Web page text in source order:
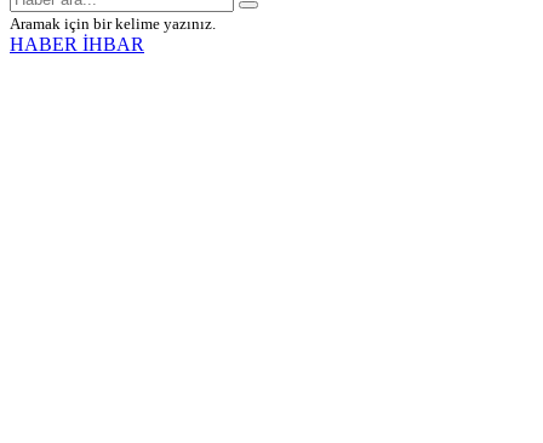
Aramak için bir kelime yazınız.
HABER İHBAR